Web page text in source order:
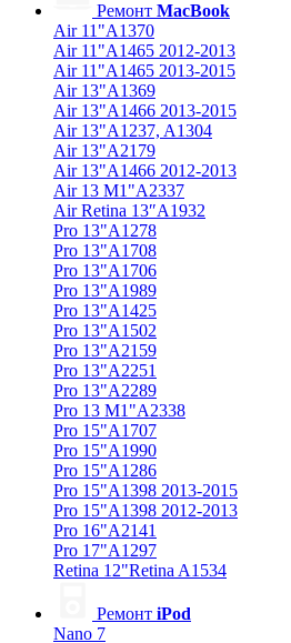
Ремонт MacBook
Air 11"A1370
Air 11"A1465 2012-2013
Air 11"A1465 2013-2015
Air 13"A1369
Air 13"A1466 2013-2015
Air 13"A1237, A1304
Air 13"A2179
Air 13"A1466 2012-2013
Air 13 M1"A2337
Air Retina 13″A1932
Pro 13"A1278
Pro 13"A1708
Pro 13"A1706
Pro 13"A1989
Pro 13"A1425
Pro 13"A1502
Pro 13"A2159
Pro 13"A2251
Pro 13"A2289
Pro 13 M1"A2338
Pro 15"A1707
Pro 15"A1990
Pro 15"A1286
Pro 15"A1398 2013-2015
Pro 15"A1398 2012-2013
Pro 16"A2141
Pro 17"A1297
Retina 12"Retina A1534
Ремонт iPod
Nano 7